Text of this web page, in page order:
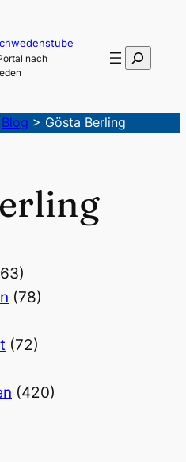
nach
Suchen
Blog > Gösta Berling
(78)
(72)
(420)